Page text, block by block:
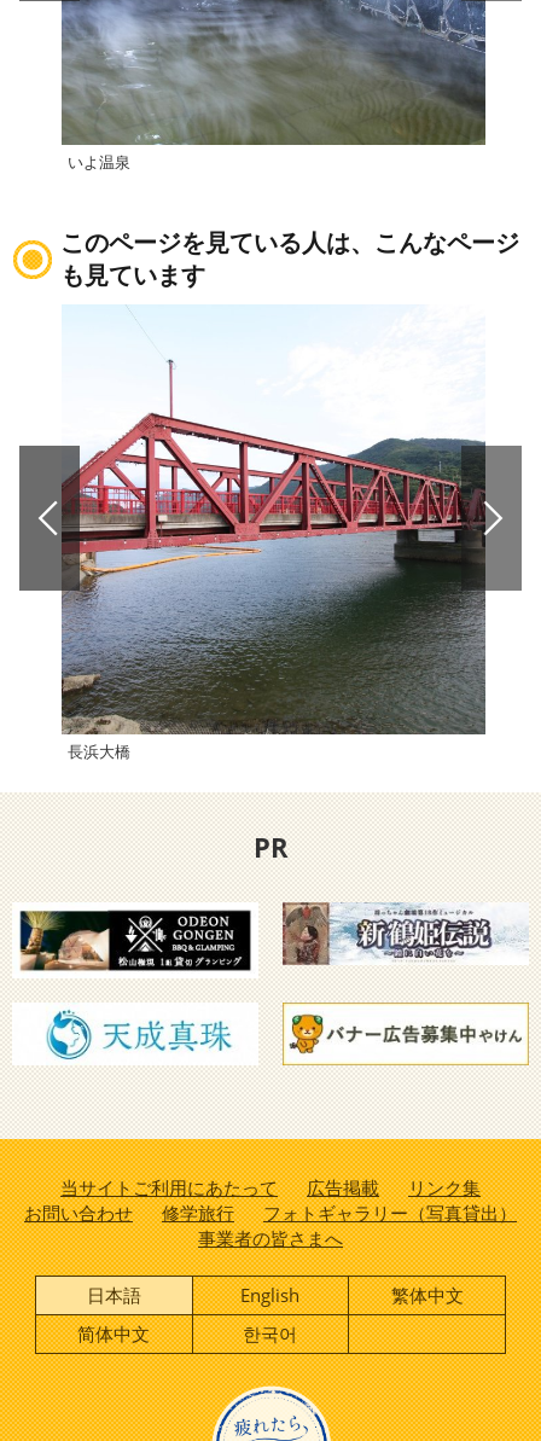
いよ温泉
このページを見ている人は、こんなページ
も見ています
長浜大橋
PR
当サイトご利用にあたって 広告掲載
リンク集
お問い合わせ
修学旅行
フォトギャラリー（写真貸出）
事業者の皆さまへ
日本語 English
繁体中文
简体中文
한국어